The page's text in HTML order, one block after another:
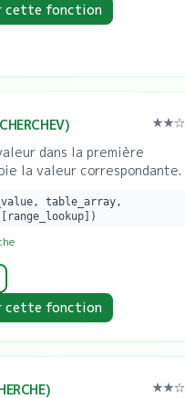
cette fonction
) ★★☆
dans la première
la valeur correspondante.
table_array,
cette fonction
) ★★☆